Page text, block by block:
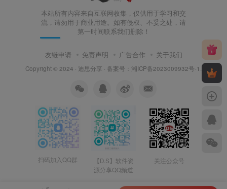
本站所有内容来自互联网收集，仅供用于学习和交
流，请勿用于商业用途。如有侵权、不妥之处，请
第一时间联系我们删除！
友链申请 免责声明 广告合作 关于我们
Copyright © 2024 · 迪思分享 · 备案号： 湘ICP备2023009932号-1
扫码加入QQ群
【D.S】软件资
源分享QQ频道
关注公众号